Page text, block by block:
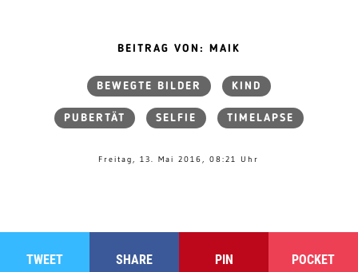
BEITRAG VON: MAIK
BEWEGTE BILDER KIND
PUBERTÄT SELFIE TIMELAPSE
Freitag, 13. Mai 2016, 08:21 Uhr
TWEET SHARE PIN POCKET